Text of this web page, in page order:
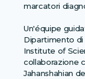
marcatori
Un'équipe
Dipartimento di
Institute of
collaborazione
Jahanshahian